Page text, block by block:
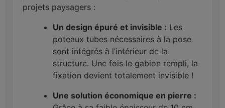
projets paysagers :
Un design épuré et invisible : Les
poteaux tubes nécessaires à la pose
sont intégrés à l’intérieur de la
structure. Une fois le gabion rempli, la
fixation devient totalement invisible !
Une solution économique en pierre :